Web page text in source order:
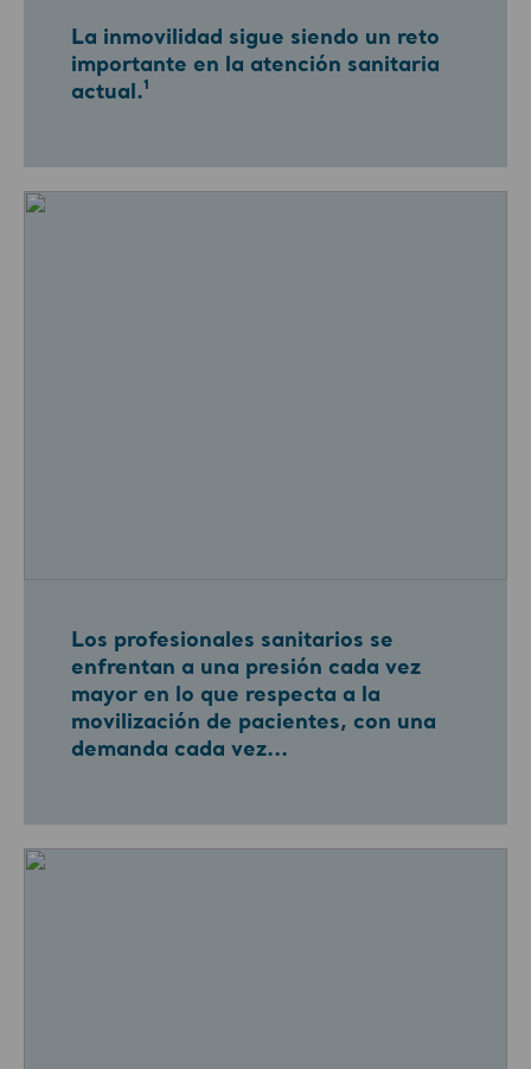
La inmovilidad sigue siendo un reto
importante en la atención sanitaria
actual.¹
Los profesionales sanitarios se
enfrentan a una presión cada vez
mayor en lo que respecta a la
movilización de pacientes, con una
demanda cada vez...